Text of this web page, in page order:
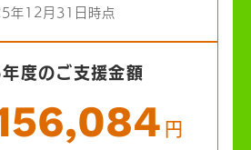
年12月31日時点
度のご支援金額
円